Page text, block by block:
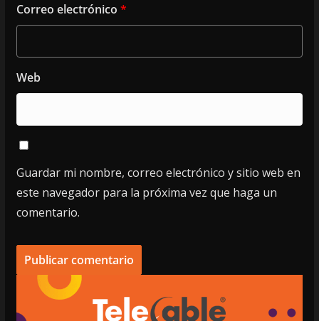
Correo electrónico *
Web
Guardar mi nombre, correo electrónico y sitio web en
este navegador para la próxima vez que haga un
comentario.